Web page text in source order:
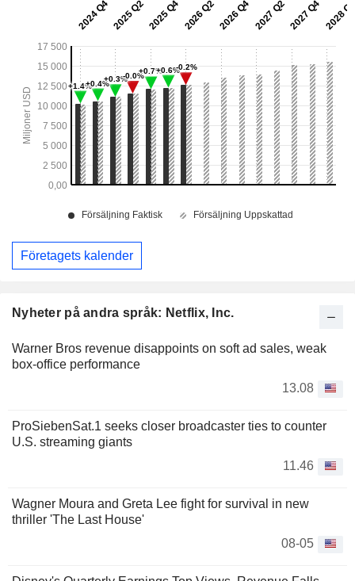
Nyheter på andra språk: Netflix, Inc.
Warner Bros revenue disappoints on soft ad sales, weak
box-office performance
13.08
ProSiebenSat.1 seeks closer broadcaster ties to counter
U.S. streaming giants
11.46
Wagner Moura and Greta Lee fight for survival in new
thriller 'The Last House'
08-05
Företagets kalender